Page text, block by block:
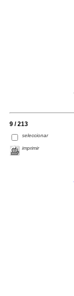
9 / 213
seleccionar
imprimir